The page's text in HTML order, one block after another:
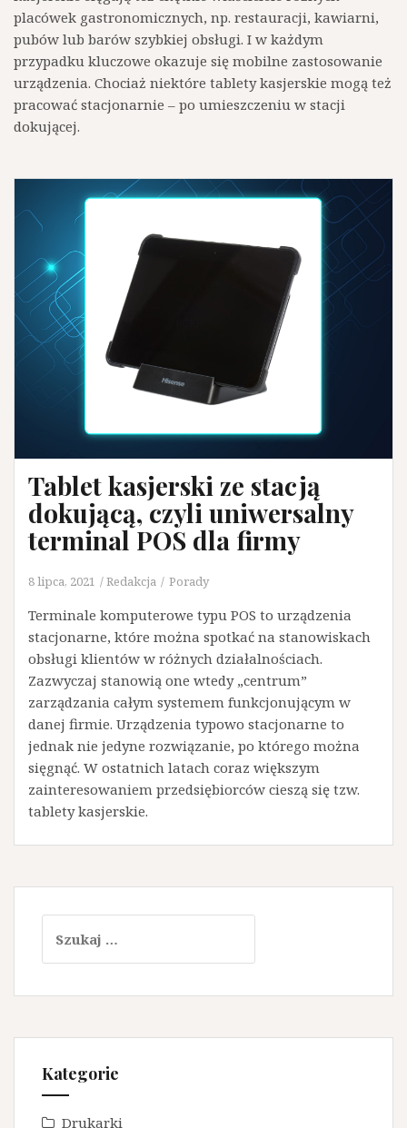
placówek gastronomicznych, np. restauracji, kawiarni,
pubów lub barów szybkiej obsługi. I w każdym
przypadku kluczowe okazuje się mobilne zastosowanie
urządzenia. Chociaż niektóre tablety kasjerskie mogą też
pracować stacjonarnie – po umieszczeniu w stacji
dokującej.
Tablet kasjerski ze stacją
dokującą, czyli uniwersalny
terminal POS dla firmy
8 lipca, 2021 Redakcja Porady
Terminale komputerowe typu POS to urządzenia
stacjonarne, które można spotkać na stanowiskach
obsługi klientów w różnych działalnościach.
Zazwyczaj stanowią one wtedy „centrum”
zarządzania całym systemem funkcjonującym w
danej firmie. Urządzenia typowo stacjonarne to
jednak nie jedyne rozwiązanie, po którego można
sięgnąć. W ostatnich latach coraz większym
zainteresowaniem przedsiębiorców cieszą się tzw.
tablety kasjerskie.
Kategorie
Drukarki